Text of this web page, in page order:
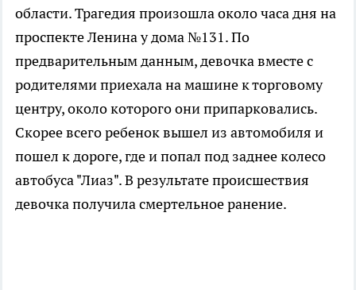
области. Трагедия произошла около часа дня на
проспекте Ленина у дома №131. По
предварительным данным, девочка вместе с
родителями приехала на машине к торговому
центру, около которого они припарковались.
Скорее всего ребенок вышел из автомобиля и
пошел к дороге, где и попал под заднее колесо
автобуса "Лиаз". В результате происшествия
девочка получила смертельное ранение.